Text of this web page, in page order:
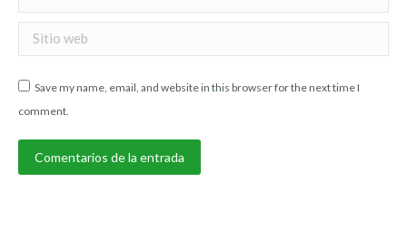
Sitio web
Save my name, email, and website in this browser for the next time I
comment.
Comentarios de la entrada